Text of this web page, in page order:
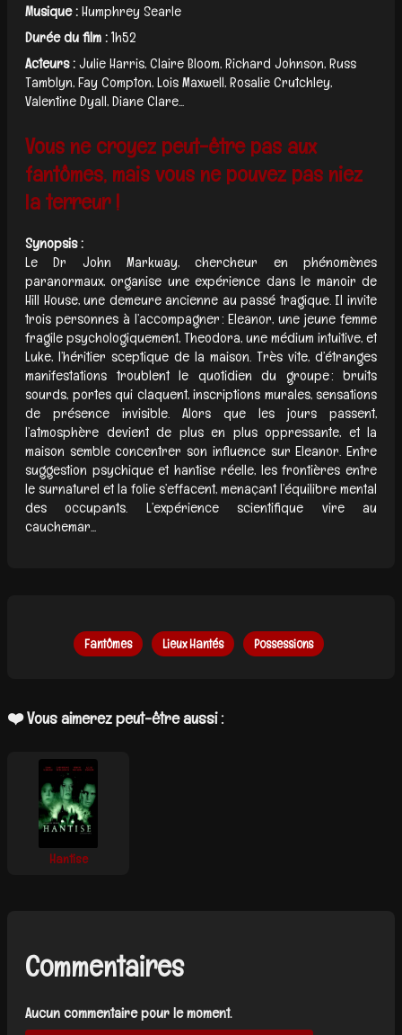
Musique :Humphrey Searle
Durée du film :1h52
Acteurs :Julie Harris, Claire Bloom, Richard Johnson, Russ
Tamblyn, Fay Compton, Lois Maxwell, Rosalie Crutchley,
Valentine Dyall, Diane Clare...
Vous ne croyez peut-être pas aux
fantômes, mais vous ne pouvez pas niez
la terreur !
Synopsis :
Le Dr John Markway, chercheur en phénomènes
paranormaux, organise une expérience dans le manoir de
Hill House, une demeure ancienne au passé tragique. Il invite
trois personnes à l’accompagner : Eleanor, une jeune femme
fragile psychologiquement, Theodora, une médium intuitive, et
Luke, l’héritier sceptique de la maison. Très vite, d’étranges
manifestations troublent le quotidien du groupe : bruits
sourds, portes qui claquent, inscriptions murales, sensations
de présence invisible. Alors que les jours passent,
l’atmosphère devient de plus en plus oppressante, et la
maison semble concentrer son influence sur Eleanor. Entre
suggestion psychique et hantise réelle, les frontières entre
le surnaturel et la folie s’effacent, menaçant l’équilibre mental
des occupants. L’expérience scientifique vire au
cauchemar...
Fantômes Lieux Hantés Possessions
❤️ Vous aimerez peut-être aussi :
Hantise
Commentaires
Aucun commentaire pour le moment.